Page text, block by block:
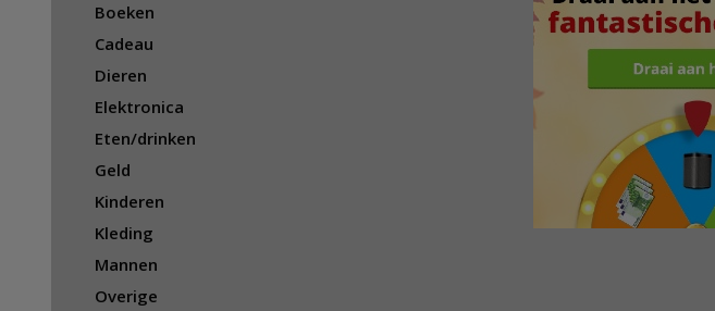
Boeken
Cadeau
Dieren
Elektronica
Eten/drinken
Geld
Kinderen
Kleding
Mannen
Overige